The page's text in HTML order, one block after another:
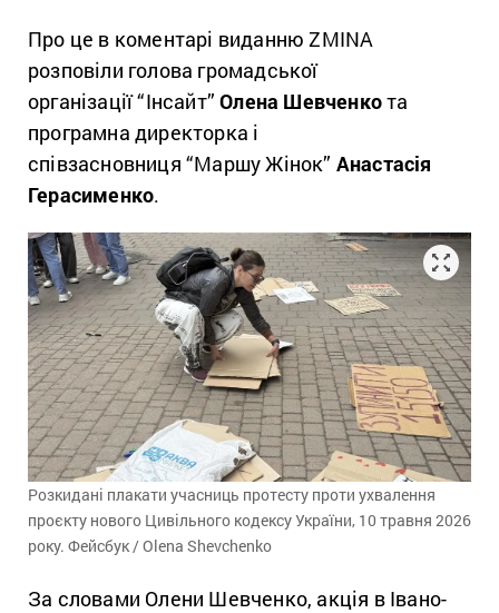
Про це в коментарі виданню ZMINA
розповіли голова громадської
організації “Інсайт”Олена Шевченкота
програмна директорка і
співзасновниця “Маршу Жінок” Анастасія
Герасименко.
Розкидані плакати учасниць протесту проти ухвалення
проєкту нового Цивільного кодексу України, 10 травня 2026
року. Фейсбук / Olena Shevchenko
За словами Олени Шевченко, акція в Івано-